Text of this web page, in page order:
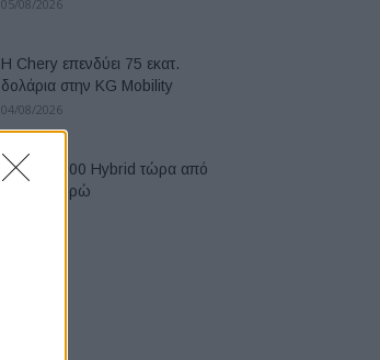
05/08/2026
Η Chery επενδύει 75 εκατ.
δολάρια στην KG Mobility
04/08/2026
Το FIAT 500 Hybrid τώρα από
18.990 ευρώ